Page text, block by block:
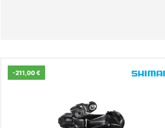
-211,00 €